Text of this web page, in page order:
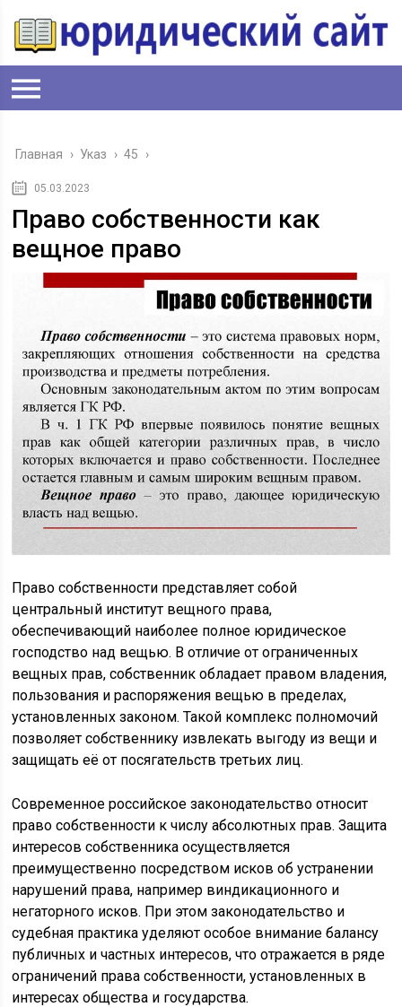
Главная › Указ › 45 ›
05.03.2023
Право собственности как
вещное право
Право собственности представляет собой
центральный институт вещного права,
обеспечивающий наиболее полное юридическое
господство над вещью. В отличие от ограниченных
вещных прав, собственник обладает правом владения,
пользования и распоряжения вещью в пределах,
установленных законом. Такой комплекс полномочий
позволяет собственнику извлекать выгоду из вещи и
защищать её от посягательств третьих лиц.
Современное российское законодательство относит
право собственности к числу абсолютных прав. Защита
интересов собственника осуществляется
преимущественно посредством исков об устранении
нарушений права, например виндикационного и
негаторного исков. При этом законодательство и
судебная практика уделяют особое внимание балансу
публичных и частных интересов, что отражается в ряде
ограничений права собственности, установленных в
интересах общества и государства.